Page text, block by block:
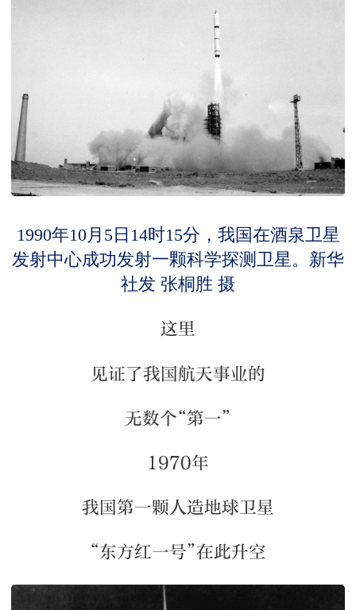
1990年10月5日14时15分，我国在酒泉卫星
发射中心成功发射一颗科学探测卫星。新华
社发 张桐胜 摄
这里
见证了我国航天事业的
无数个“第一”
1970年
我国第一颗人造地球卫星
“东方红一号”在此升空